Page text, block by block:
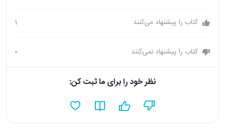
کتاب را پیشنهاد می‌کنند 1
کتاب را پیشنهاد نمی‌کنند 0
نظر خود را برای ما ثبت کن: